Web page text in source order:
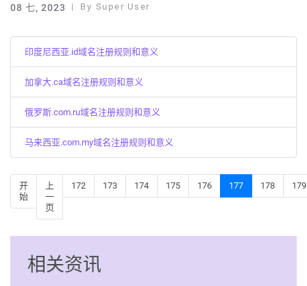
08 七, 2023 By Super User
印度尼西亚.id域名注册规则和意义
加拿大.ca域名注册规则和意义
俄罗斯.com.ru域名注册规则和意义
马来西亚.com.my域名注册规则和意义
开
始
上
一
页
172 173 174 175 176 177 178 179
相关资讯